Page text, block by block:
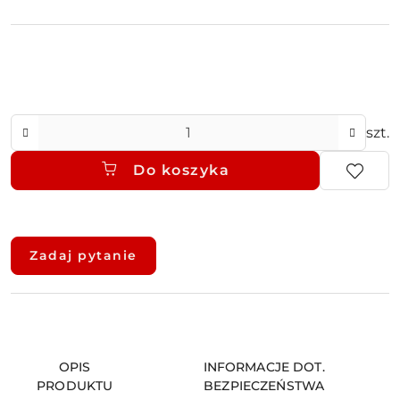
szt.
Do koszyka
Dostępność
dostawa
Zadaj pytanie
OPIS
PRODUKTU
INFORMACJE DOT.
BEZPIECZEŃSTWA